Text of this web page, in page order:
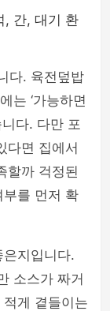
, 간, 대기 환
다. 육전덮밥
는 ‘가능하면
다. 다만 포
다면 집에서
할까 걱정된
를 먼저 확
지입니다.
소스가 짜거
게 곁들이는